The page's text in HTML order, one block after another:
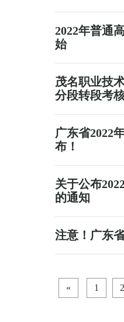
2022年普通
始
茂名职业技
分段转段考
广东省2022
布！
关于公布
的通知
注意！广东
« 1 2